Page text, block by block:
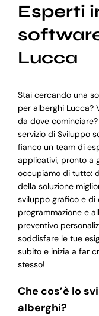
Esperti
Lucca
Stai cercando una
per alberghi Lucca?
da dove
servizio di Sviluppo
fianco un team di
applicativi, pronto a
occupiamo di tutto:
della soluzione
sviluppo grafico e di
programmazione e
preventivo
soddisfare le tue
subito e inizia a far
stesso!
Che cos’è lo
alberghi?